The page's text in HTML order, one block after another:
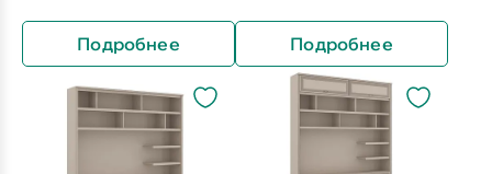
Подробнее Подробнее